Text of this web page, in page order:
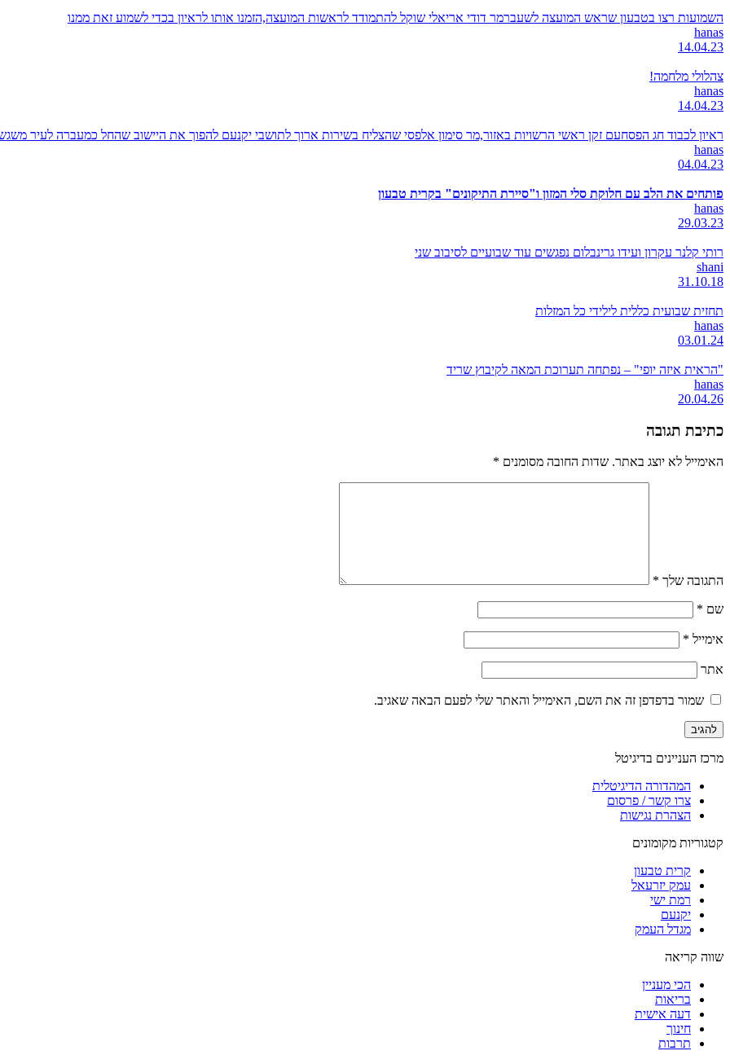
השמועות רצו בטבעון שראש המועצה לשעברמר דודי אריאלי שוקל להתמודד לראשות המועצה,הזמנו אותו לראיון בכדי לשמוע זאת ממנו
hanas
14.04.23
צהלולי מלחמה!
hanas
14.04.23
ראיון לכבוד חג הפסחעם זקן ראשי הרשויות באזור,מר סימון אלפסי שהצליח בשירות ארוך לתושבי יקנעם להפוך את היישוב שהחל כמעברה לעיר
hanas
04.04.23
פותחים את הלב עם חלוקת סלי המזון ו"סיירת התיקונים" בקרית טבעון
hanas
29.03.23
רותי קלנר עקרון ועידו גרינבלום נפגשים עוד שבועיים לסיבוב שני
shani
31.10.18
תחזית שבועית כללית לילידי כל המזלות
hanas
03.01.24
"הראית איזה יופי" – נפתחה תערוכת המאה לקיבוץ שריד
hanas
20.04.26
כתיבת תגובה
האימייל לא יוצג באתר. שדות החובה מסומנים *
התגובה שלך *
שם *
אימייל *
אתר
שמור בדפדפן זה את השם, האימייל והאתר שלי לפעם הבאה שאגיב.
מרכז העניינים בדיגיטל
המהדורה הדיגיטלית
צרו קשר / פרסום
הצהרת נגישות
קטגוריות מקומונים
קרית טבעון
עמק יזרעאל
רמת ישי
יקנעם
מגדל העמק
שווה קריאה
הכי מעניין
בריאות
דעה אישית
חינוך
תרבות